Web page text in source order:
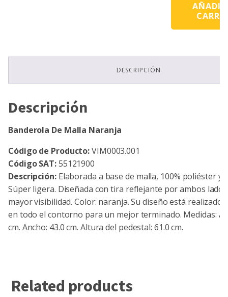
Naranja
DESCRIPCIÓN
Descripción
Banderola De Malla Naranja
Código de Producto:VIM0003.001
Código SAT:55121900
Descripción:Elaborada a base de malla, 100% poliéster y
Súper ligera. Diseñada con tira reflejante por ambos
mayor visibilidad. Color: naranja. Su diseño está realizado
en todo el contorno para un mejor terminado. Medidas:
cm. Ancho: 43.0 cm. Altura del pedestal: 61.0 cm.
Related products